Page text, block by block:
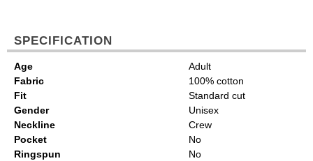
SPECIFICATION
Age
Adult
Fabric
100% cotton
Fit
Standard cut
Gender
Unisex
Neckline
Crew
Pocket
No
Ringspun
No